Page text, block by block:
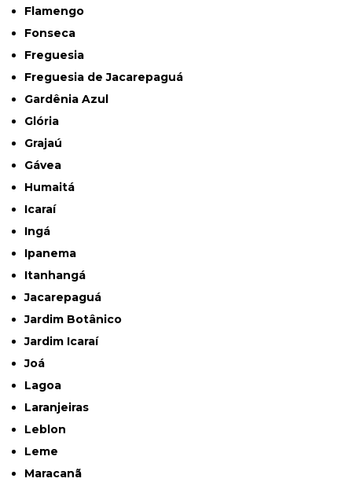
Flamengo
Fonseca
Freguesia
Freguesia de Jacarepaguá
Gardênia Azul
Glória
Grajaú
Gávea
Humaitá
Icaraí
Ingá
Ipanema
Itanhangá
Jacarepaguá
Jardim Botânico
Jardim Icaraí
Joá
Lagoa
Laranjeiras
Leblon
Leme
Maracanã